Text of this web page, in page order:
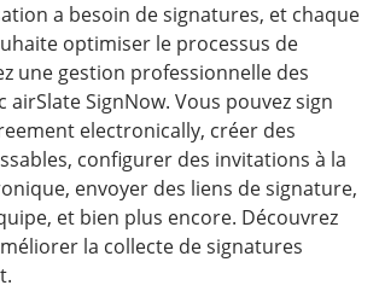
a besoin de signatures, et chaque
optimiser le processus de
une gestion professionnelle des
airSlate SignNow. Vous pouvez sign
electronically, créer des
configurer des invitations à la
envoyer des liens de signature,
et bien plus encore. Découvrez
la collecte de signatures